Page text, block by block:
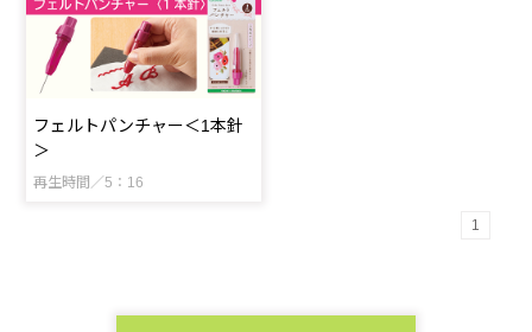
フェルトパンチャー＜1本針
＞
再生時間／5：16
1